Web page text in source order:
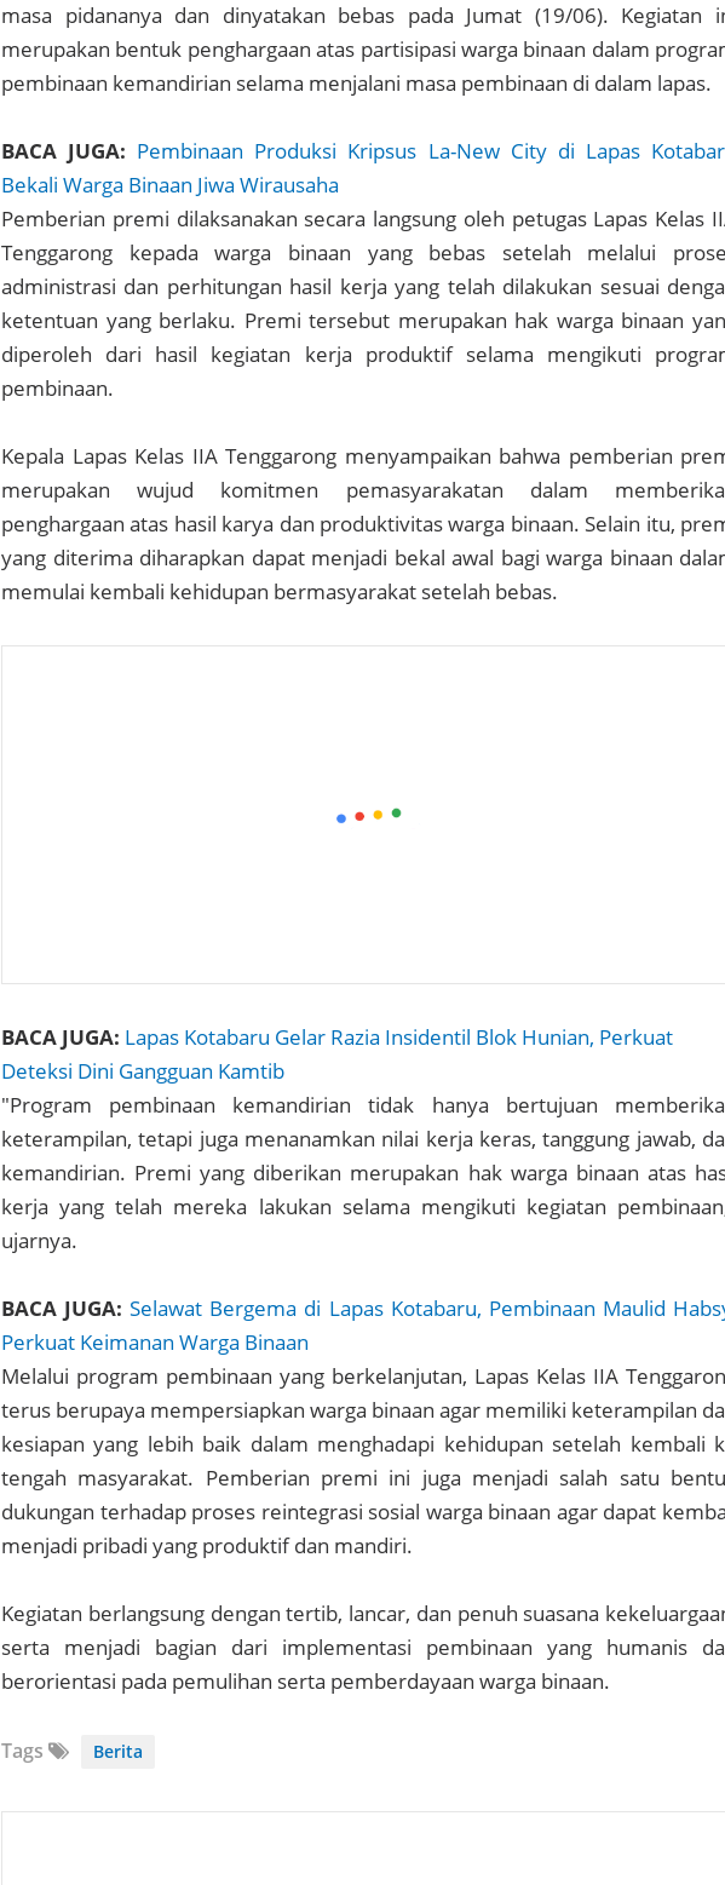
masa pidananya dan dinyatakan bebas pada Jumat (19/06). Kegiatan
merupakan bentuk penghargaan atas partisipasi warga binaan dalam
pembinaan kemandirian selama menjalani masa pembinaan di dalam lapas.
BACA JUGA: Pembinaan Produksi Kripsus La-New City di Lapas
Bekali Warga Binaan Jiwa Wirausaha
Pemberian premi dilaksanakan secara langsung oleh petugas Lapas Kelas
Tenggarong kepada warga binaan yang bebas setelah melalui
administrasi dan perhitungan hasil kerja yang telah dilakukan sesuai
ketentuan yang berlaku. Premi tersebut merupakan hak warga binaan
diperoleh dari hasil kegiatan kerja produktif selama mengikuti
pembinaan.
Kepala Lapas Kelas IIA Tenggarong menyampaikan bahwa pemberian
merupakan wujud komitmen pemasyarakatan dalam
penghargaan atas hasil karya dan produktivitas warga binaan. Selain itu,
yang diterima diharapkan dapat menjadi bekal awal bagi warga binaan
memulai kembali kehidupan bermasyarakat setelah bebas.
BACA JUGA: Lapas Kotabaru Gelar Razia Insidentil Blok Hunian, Perkuat
Deteksi Dini Gangguan Kamtib
"Program pembinaan kemandirian tidak hanya bertujuan
keterampilan, tetapi juga menanamkan nilai kerja keras, tanggung jawab,
kemandirian. Premi yang diberikan merupakan hak warga binaan atas
kerja yang telah mereka lakukan selama mengikuti kegiatan
ujarnya.
BACA JUGA: Selawat Bergema di Lapas Kotabaru, Pembinaan Maulid
Perkuat Keimanan Warga Binaan
Melalui program pembinaan yang berkelanjutan, Lapas Kelas IIA
terus berupaya mempersiapkan warga binaan agar memiliki keterampilan
kesiapan yang lebih baik dalam menghadapi kehidupan setelah kembali
tengah masyarakat. Pemberian premi ini juga menjadi salah satu
dukungan terhadap proses reintegrasi sosial warga binaan agar dapat
menjadi pribadi yang produktif dan mandiri.
Kegiatan berlangsung dengan tertib, lancar, dan penuh suasana
serta menjadi bagian dari implementasi pembinaan yang humanis
berorientasi pada pemulihan serta pemberdayaan warga binaan.
Tags Berita